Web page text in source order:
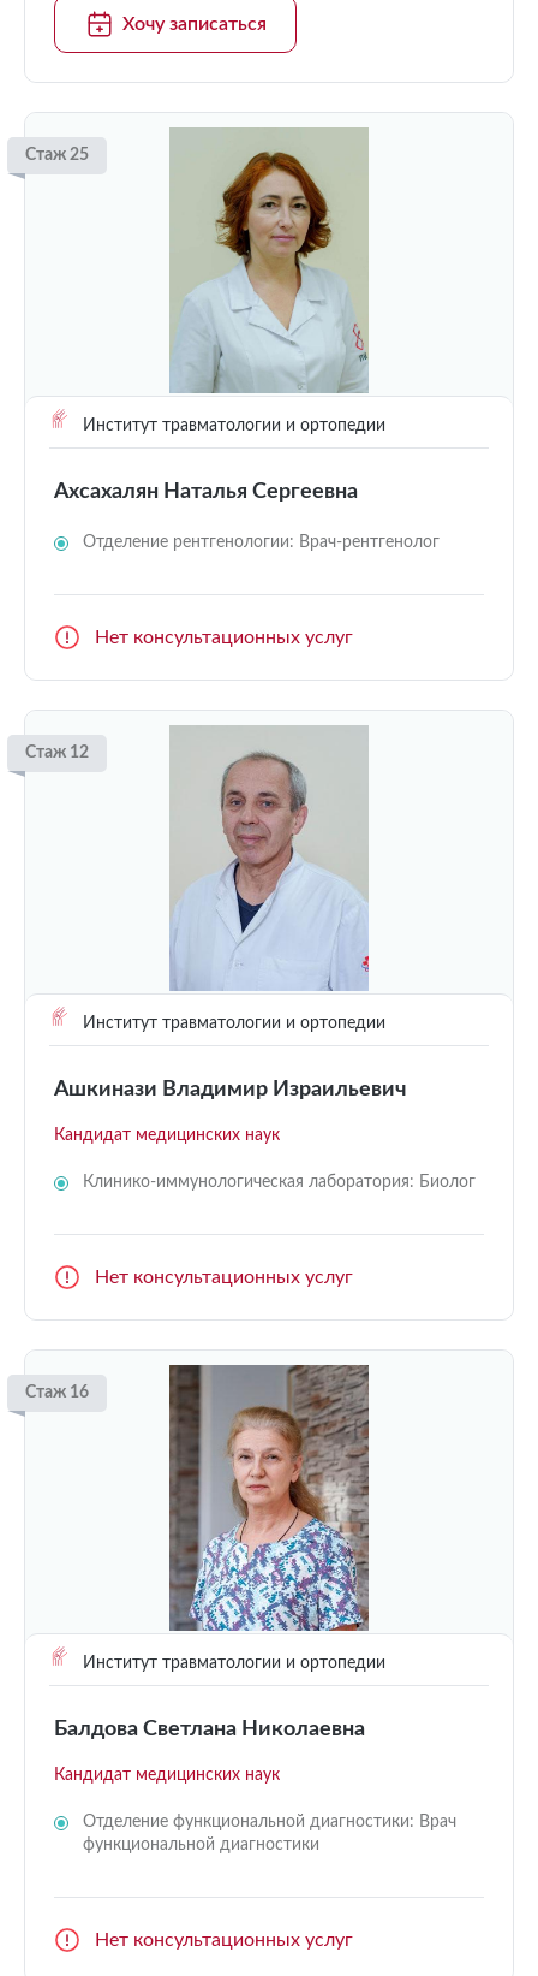
Хочу записаться
Стаж 25
Институт травматологии и ортопедии
Ахсахалян Наталья Сергеевна
Отделение рентгенологии: Врач-рентгенолог
Нет консультационных услуг
Стаж 12
Институт травматологии и ортопедии
Ашкинази Владимир Израильевич
Кандидат медицинских наук
Клинико-иммунологическая лаборатория: Биолог
Нет консультационных услуг
Стаж 16
Институт травматологии и ортопедии
Балдова Светлана Николаевна
Кандидат медицинских наук
Отделение функциональной диагностики: Врач
функциональной диагностики
Нет консультационных услуг